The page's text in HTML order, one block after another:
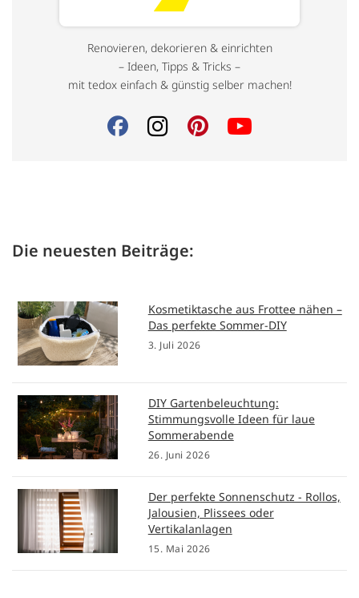
Renovieren, dekorieren & einrichten
– Ideen, Tipps & Tricks –
mit tedox einfach & günstig selber machen!
Die neuesten Beiträge:
Kosmetiktasche aus Frottee nähen –
Das perfekte Sommer-DIY
3. Juli 2026
DIY Gartenbeleuchtung:
Stimmungsvolle Ideen für laue
Sommerabende
26. Juni 2026
Der perfekte Sonnenschutz - Rollos,
Jalousien, Plissees oder
Vertikalanlagen
15. Mai 2026